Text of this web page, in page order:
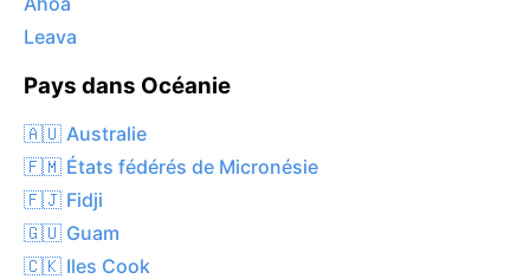
Leava
Pays dans Océanie
🇦🇺 Australie
🇫🇲 États fédérés de Micronésie
🇫🇯 Fidji
🇬🇺 Guam
🇨🇰 Iles Cook